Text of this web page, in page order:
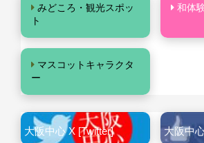
みどころ・観光スポッ
ト
和体
マスコットキャラクタ
ー
大阪中心 X [Twitter] 大阪中